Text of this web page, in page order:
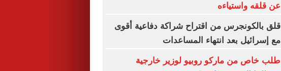
عن قلقه واستياءه
قلق بالكونجرس من اقتراح شراكة دفاعية أقوى
مع إسرائيل بعد انتهاء المساعدات
طلب خاص من ماركو روبيو لوزير خارجية